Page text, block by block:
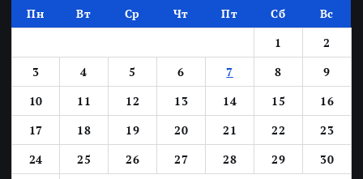
Пн Вт Ср Чт Пт Сб
Вс
1
2
3
4 5 6 7 8
9
10
11 12 13 14 15
16
17
18 19 20 21 22
23
24
25 26 27 28 29
30